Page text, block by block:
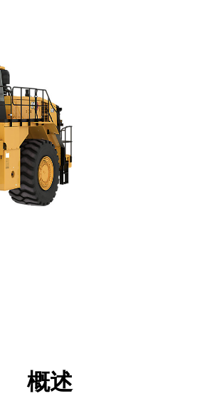
展示
概述